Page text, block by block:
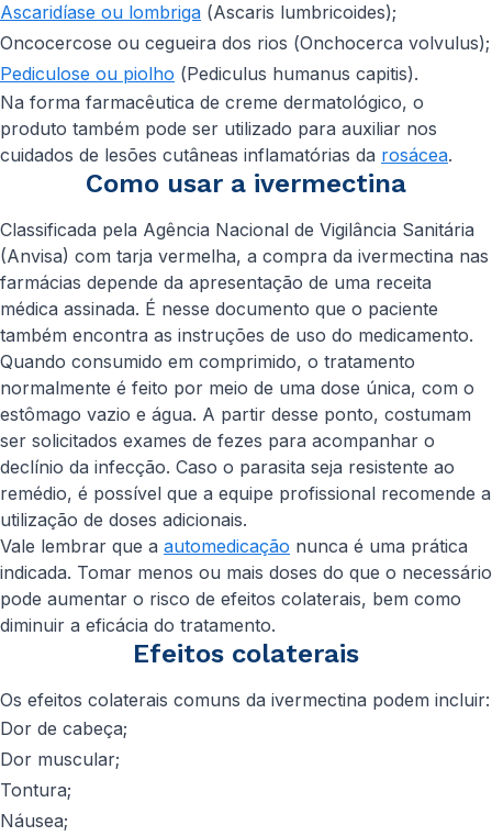
Ascaridíase ou lombriga (Ascaris lumbricoides);
Oncocercose ou cegueira dos rios (Onchocerca volvulus);
Pediculose ou piolho (Pediculus humanus capitis).
Na forma farmacêutica de creme dermatológico, o
produto também pode ser utilizado para auxiliar nos
cuidados de lesões cutâneas inflamatórias da rosácea.
Como usar a ivermectina
Classificada pela Agência Nacional de Vigilância Sanitária
(Anvisa) com tarja vermelha, a compra da ivermectina nas
farmácias depende da apresentação de uma receita
médica assinada. É nesse documento que o paciente
também encontra as instruções de uso do medicamento.
Quando consumido em comprimido, o tratamento
normalmente é feito por meio de uma dose única, com o
estômago vazio e água. A partir desse ponto, costumam
ser solicitados exames de fezes para acompanhar o
declínio da infecção. Caso o parasita seja resistente ao
remédio, é possível que a equipe profissional recomende a
utilização de doses adicionais.
Vale lembrar que a automedicação nunca é uma prática
indicada. Tomar menos ou mais doses do que o necessário
pode aumentar o risco de efeitos colaterais, bem como
diminuir a eficácia do tratamento.
Efeitos colaterais
Os efeitos colaterais comuns da ivermectina podem incluir:
Dor de cabeça;
Dor muscular;
Tontura;
Náusea;